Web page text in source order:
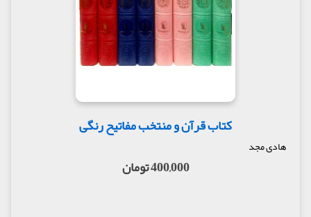
کتاب قرآن و منتخب مفاتیح رنگی
هادی مجد
400,000 تومان